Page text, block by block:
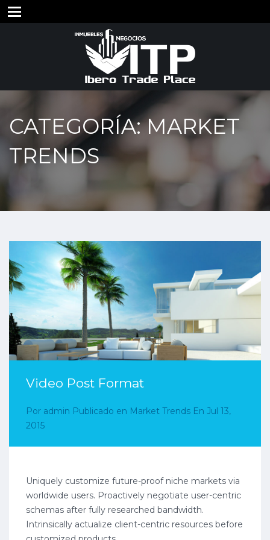
CATEGORÍA: MARKET
TRENDS
Video Post Format
Por admin Publicado en Market Trends En Jul 13,
2015
Uniquely customize future-proof niche markets via
worldwide users. Proactively negotiate user-centric
schemas after fully researched bandwidth.
Intrinsically actualize client-centric resources before